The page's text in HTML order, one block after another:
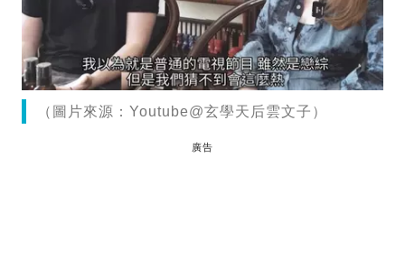
（圖片來源：Youtube@玄學天后雲文子）
廣告